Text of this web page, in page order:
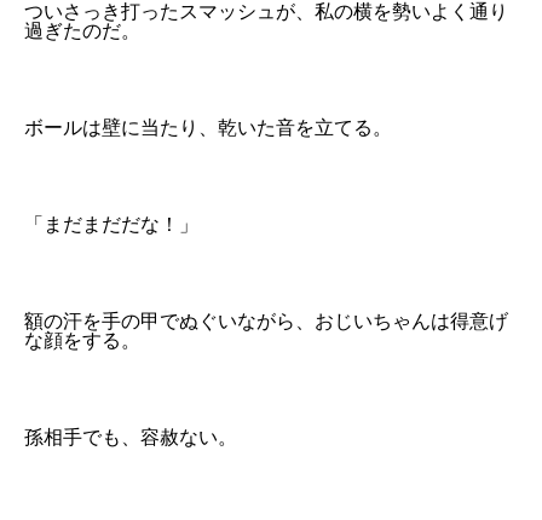
ついさっき打ったスマッシュが、私の横を勢いよく通り
過ぎたのだ。
ボールは壁に当たり、乾いた音を立てる。
「まだまだだな！」
額の汗を手の甲でぬぐいながら、おじいちゃんは得意げ
な顔をする。
孫相手でも、容赦ない。